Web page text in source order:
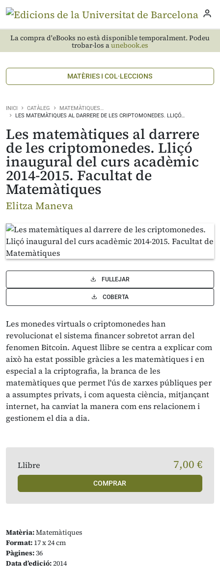
La compra d'eBooks no està disponible temporalment. Podeu
trobar-los aunebook.es
MATÈRIES I COL·LECCIONS
INICI CATÀLEG
MATEMÀTIQUES…
LES MATEMÀTIQUES AL DARRERE DE LES CRIPTOMONEDES. LLIÇÓ…
Les matemàtiques al darrere
de les criptomonedes. Lliçó
inaugural del curs acadèmic
2014-2015. Facultat de
Matemàtiques
Elitza Maneva
FULLEJAR
COBERTA
Les monedes virtuals o criptomonedes han
revolucionat el sistema financer sobretot arran del
fenomen Bitcoin. Aquest llibre se centra a explicar com
això ha estat possible gràcies a les matemàtiques i en
especial a la criptografia, la branca de les
matemàtiques que permet l'ús de xarxes públiques per
a assumptes privats, i com aquesta ciència, mitjançant
internet, ha canviat la manera com ens relacionem i
gestionem el dia a dia.
Matèria:Matemàtiques
Format: 17 x 24 cm
Pàgines:36
Data d’edició:2014
Llibre 7,00 €
COMPRAR